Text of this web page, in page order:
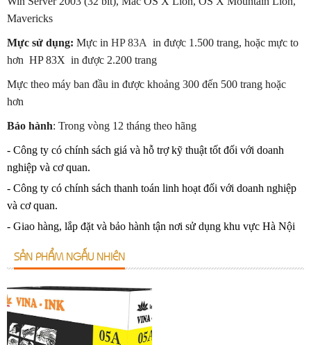
Mavericks
Mực sử dụng: Mực in HP 83A in được 1.500 trang, hoặc mực to
hơn HP 83X in được 2.200 trang
Mực theo máy ban đầu in được khoảng 300 đến 500 trang hoặc
hơn
Bảo hành: Trong vòng 12 tháng theo hãng
- Công ty có chính sách giá và hỗ trợ kỹ thuật tốt đối với doanh
nghiệp và cơ quan.
- Công ty có chính sách thanh toán linh hoạt đối với doanh nghiệp
và cơ quan.
- Giao hàng, lắp đặt và bảo hành tận nơi sử dụng khu vực Hà Nội
SẢN PHẨM NGẪU NHIÊN